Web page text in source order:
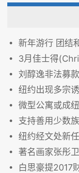
新年游行 团结
3月佳士得
刘醇逸非法募
纽约出现多宗
微型公寓或成
支持善用少数
纽约经文处新
著名画家张彤
白思豪提2017